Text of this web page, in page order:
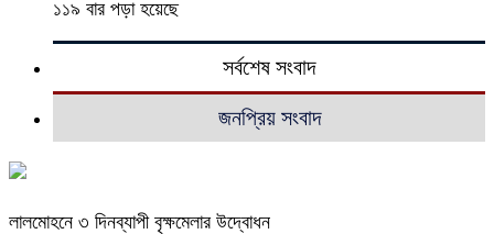
১১৯ বার পড়া হয়েছে
সর্বশেষ সংবাদ
জনপ্রিয় সংবাদ
লালমোহনে ৩ দিনব্যাপী বৃক্ষমেলার উদ্বোধন